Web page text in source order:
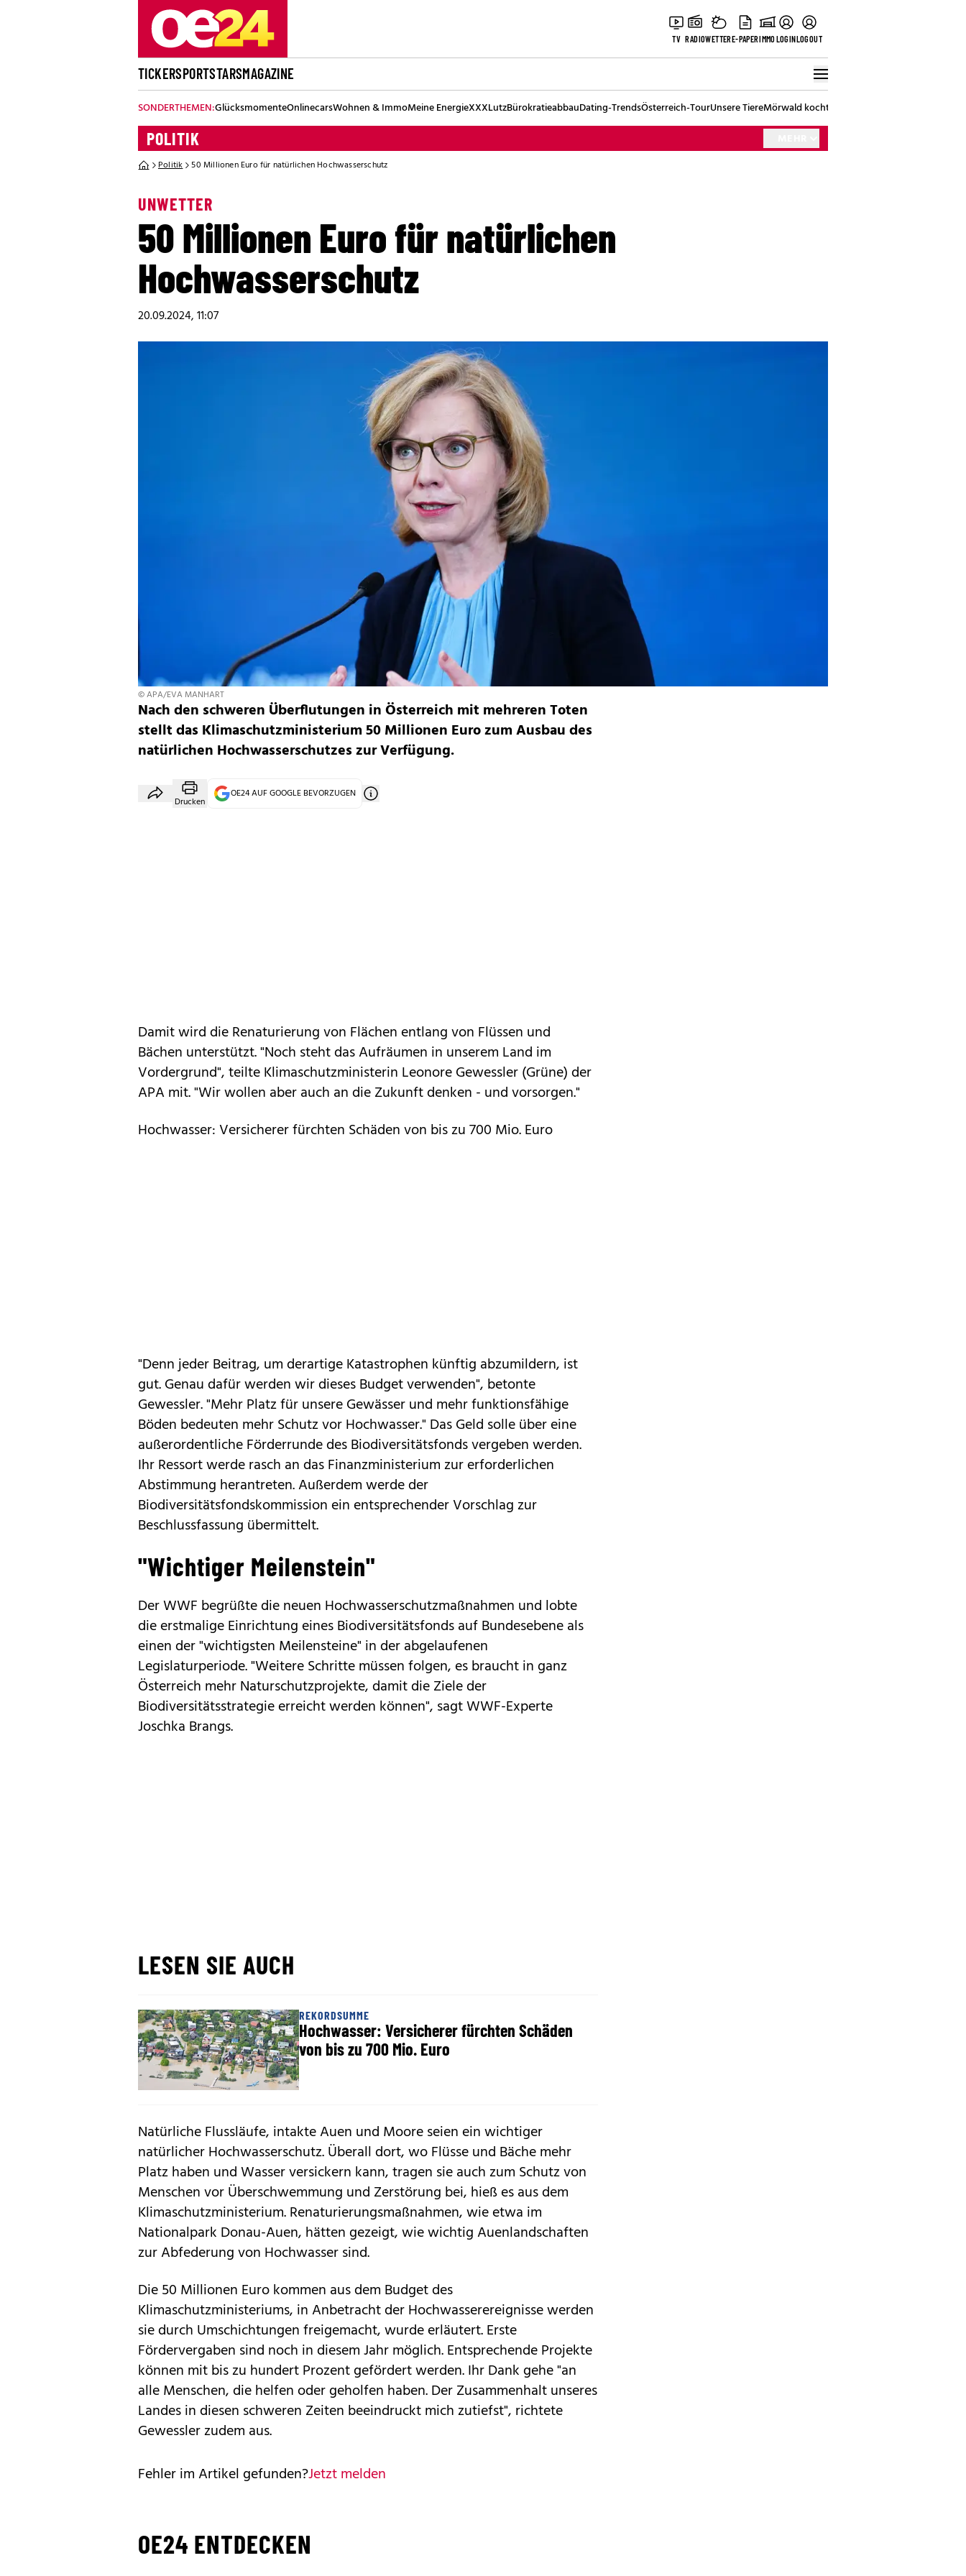
TV RADIOWETTERE-PAPERIMMOLOGINLOGOUT
TICKERSPORTSTARSMAGAZINE
SONDERTHEMEN:GlücksmomenteOnlinecarsWohnen & ImmoMeine EnergieXXXLutzBürokratieabbauDating-TrendsÖsterreich-TourUnsere TiereMörwald kocht
POLITIK
Politik 50 Millionen Euro für natürlichen Hochwasserschutz
UNWETTER
50 Millionen Euro für natürlichen
Hochwasserschutz
20.09.2024, 11:07
© APA/EVA MANHART
Nach den schweren Überflutungen in Österreich mit mehreren Toten
stellt das Klimaschutzministerium 50 Millionen Euro zum Ausbau des
natürlichen Hochwasserschutzes zur Verfügung.
Drucken
OE24 AUF GOOGLE BEVORZUGEN
Damit wird die Renaturierung von Flächen entlang von Flüssen und
Bächen unterstützt. "Noch steht das Aufräumen in unserem Land im
Vordergrund", teilte Klimaschutzministerin Leonore Gewessler (Grüne) der
APA mit. "Wir wollen aber auch an die Zukunft denken - und vorsorgen."
Hochwasser: Versicherer fürchten Schäden von bis zu 700 Mio. Euro
"Denn jeder Beitrag, um derartige Katastrophen künftig abzumildern, ist
gut. Genau dafür werden wir dieses Budget verwenden", betonte
Gewessler. "Mehr Platz für unsere Gewässer und mehr funktionsfähige
Böden bedeuten mehr Schutz vor Hochwasser." Das Geld solle über eine
außerordentliche Förderrunde des Biodiversitätsfonds vergeben werden.
Ihr Ressort werde rasch an das Finanzministerium zur erforderlichen
Abstimmung herantreten. Außerdem werde der
Biodiversitätsfondskommission ein entsprechender Vorschlag zur
Beschlussfassung übermittelt.
"Wichtiger Meilenstein"
Der WWF begrüßte die neuen Hochwasserschutzmaßnahmen und lobte
die erstmalige Einrichtung eines Biodiversitätsfonds auf Bundesebene als
einen der "wichtigsten Meilensteine" in der abgelaufenen
Legislaturperiode. "Weitere Schritte müssen folgen, es braucht in ganz
Österreich mehr Naturschutzprojekte, damit die Ziele der
Biodiversitätsstrategie erreicht werden können", sagt WWF-Experte
Joschka Brangs.
LESEN SIE AUCH
REKORDSUMME
Hochwasser: Versicherer fürchten Schäden
von bis zu 700 Mio. Euro
Natürliche Flussläufe, intakte Auen und Moore seien ein wichtiger
natürlicher Hochwasserschutz. Überall dort, wo Flüsse und Bäche mehr
Platz haben und Wasser versickern kann, tragen sie auch zum Schutz von
Menschen vor Überschwemmung und Zerstörung bei, hieß es aus dem
Klimaschutzministerium. Renaturierungsmaßnahmen, wie etwa im
Nationalpark Donau-Auen, hätten gezeigt, wie wichtig Auenlandschaften
zur Abfederung von Hochwasser sind.
Die 50 Millionen Euro kommen aus dem Budget des
Klimaschutzministeriums, in Anbetracht der Hochwasserereignisse werden
sie durch Umschichtungen freigemacht, wurde erläutert. Erste
Fördervergaben sind noch in diesem Jahr möglich. Entsprechende Projekte
können mit bis zu hundert Prozent gefördert werden. Ihr Dank gehe "an
alle Menschen, die helfen oder geholfen haben. Der Zusammenhalt unseres
Landes in diesen schweren Zeiten beeindruckt mich zutiefst", richtete
Gewessler zudem aus.
Fehler im Artikel gefunden?Jetzt melden
OE24 ENTDECKEN